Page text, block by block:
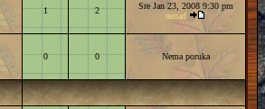
1 2
Sre Jan 23, 2008 9:30 pm
nenad
0 0 Nema poruka